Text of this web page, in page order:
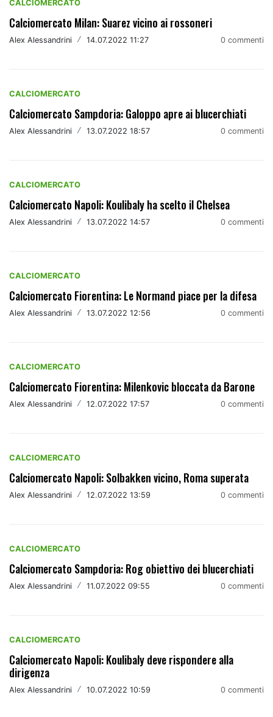
CALCIOMERCATO
Calciomercato Milan: Suarez vicino ai rossoneri
Alex Alessandrini / 14.07.2022 11:27 0 commenti
CALCIOMERCATO
Calciomercato Sampdoria: Galoppo apre ai blucerchiati
Alex Alessandrini / 13.07.2022 18:57 0 commenti
CALCIOMERCATO
Calciomercato Napoli: Koulibaly ha scelto il Chelsea
Alex Alessandrini / 13.07.2022 14:57 0 commenti
CALCIOMERCATO
Calciomercato Fiorentina: Le Normand piace per la difesa
Alex Alessandrini / 13.07.2022 12:56 0 commenti
CALCIOMERCATO
Calciomercato Fiorentina: Milenkovic bloccata da Barone
Alex Alessandrini / 12.07.2022 17:57 0 commenti
CALCIOMERCATO
Calciomercato Napoli: Solbakken vicino, Roma superata
Alex Alessandrini / 12.07.2022 13:59 0 commenti
CALCIOMERCATO
Calciomercato Sampdoria: Rog obiettivo dei blucerchiati
Alex Alessandrini / 11.07.2022 09:55 0 commenti
CALCIOMERCATO
Calciomercato Napoli: Koulibaly deve rispondere alla
dirigenza
Alex Alessandrini / 10.07.2022 10:59 0 commenti